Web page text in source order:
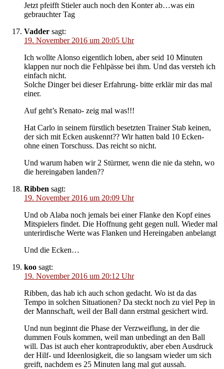
Jetzt pfeifft Stieler auch noch den Konter ab…was ein
gebrauchter Tag
Vadder sagt:
19. November 2016 um 20:05 Uhr
Ich wollte Alonso eigentlich loben, aber seid 10 Minuten
klappen nur noch die Fehlpässe bei ihm. Und das versteh ich
einfach nicht.
Solche Dinger bei dieser Erfahrung- bitte erklär mir das mal
einer.
Auf geht’s Renato- zeig mal was!!!
Hat Carlo in seinem fürstlich besetzten Trainer Stab keinen,
der sich mit Ecken auskennt?? Wir hatten bald 10 Ecken-
ohne einen Torschuss. Das reicht so nicht.
Und warum haben wir 2 Stürmer, wenn die nie da stehn, wo
die hereingaben landen??
Ribben sagt:
19. November 2016 um 20:09 Uhr
Und ob Alaba noch jemals bei einer Flanke den Kopf eines
Mitspielers findet. Die Hoffnung geht gegen null. Wieder mal
unterirdische Werte was Flanken und Hereingaben anbelangt
Und die Ecken…
koo sagt:
19. November 2016 um 20:12 Uhr
Ribben, das hab ich auch schon gedacht. Wo ist da das
Tempo in solchen Situationen? Da steckt noch zu viel Pep in
der Mannschaft, weil der Ball dann erstmal gesichert wird.
Und nun beginnt die Phase der Verzweiflung, in der die
dummen Fouls kommen, weil man unbedingt an den Ball
will. Das ist auch eher kontraproduktiv, aber eben Ausdruck
der Hilf- und Ideenlosigkeit, die so langsam wieder um sich
greift, nachdem es 25 Minuten lang mal gut aussah.